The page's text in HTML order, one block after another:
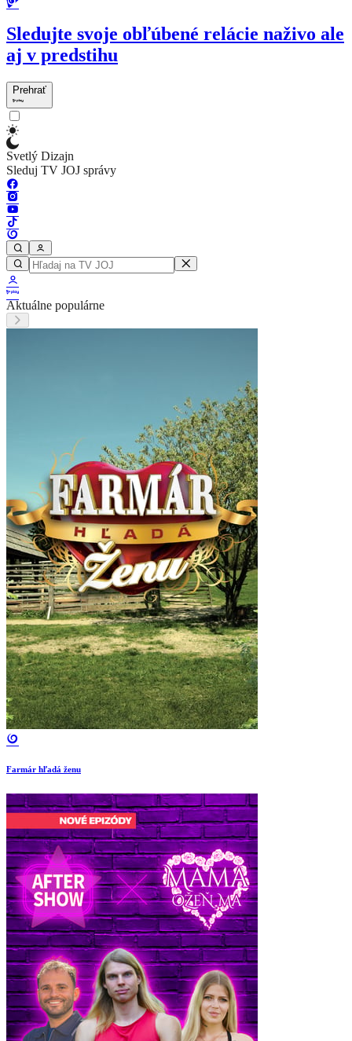
Sledujte svoje obľúbené relácie naživo ale
aj v predstihu
Prehrať
Svetlý Dizajn
Sleduj TV JOJ správy
Aktuálne populárne
Farmár hľadá ženu